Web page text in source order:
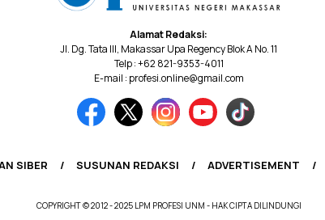
Alamat Redaksi:
Jl. Dg. Tata III, Makassar Upa Regency Blok A No. 11
Telp : +62 821-9353-4011
E-mail : profesi.online@gmail.com
SIBER SUSUNAN REDAKSI ADVERTISEMENT
COPYRIGHT © 2012 - 2025 LPM PROFESI UNM - HAK CIPTA DILINDUNGI